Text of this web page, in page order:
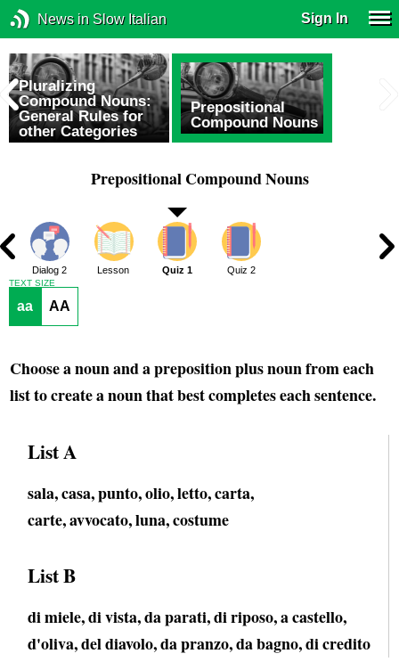
News in Slow Italian Sign In
Pluralizing
Compound Nouns:
General Rules for
other Categories
Prepositional
Compound Nouns
Prepositional Compound Nouns
Dialog 2 Lesson Quiz 1 Quiz 2
TEXT SIZE
aa AA
Choose a noun and a preposition plus noun from each
list to create a noun that best completes each sentence.
List A
sala, casa, punto, olio, letto, carta,
carte, avvocato, luna, costume
List B
di miele, di vista, da parati, di riposo, a castello,
d'oliva, del diavolo, da pranzo, da bagno, di credito